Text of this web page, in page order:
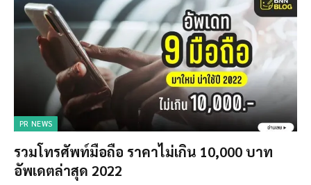
PR NEWS
รวมโทรศัพท์มือถือ ราคาไม่เกิน 10,000 บาท
อัพเดตล่าสุด 2022